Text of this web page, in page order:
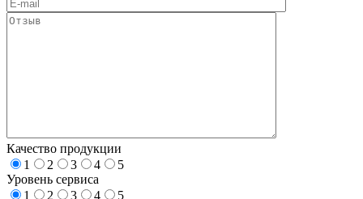
Качество продукции
1
2 3 4
5
Уровень сервиса
1
2 3 4
5